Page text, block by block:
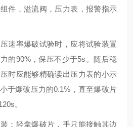
件，溢流阀，压力表，报警指示
速率爆破试验时，应将试验装置
的90%，保压不少于5s。随后稳
时应能够精确读出压力表的小示
于爆破压力的0.1%，直至爆破片
。
：轻拿爆破片，手只能接触其边